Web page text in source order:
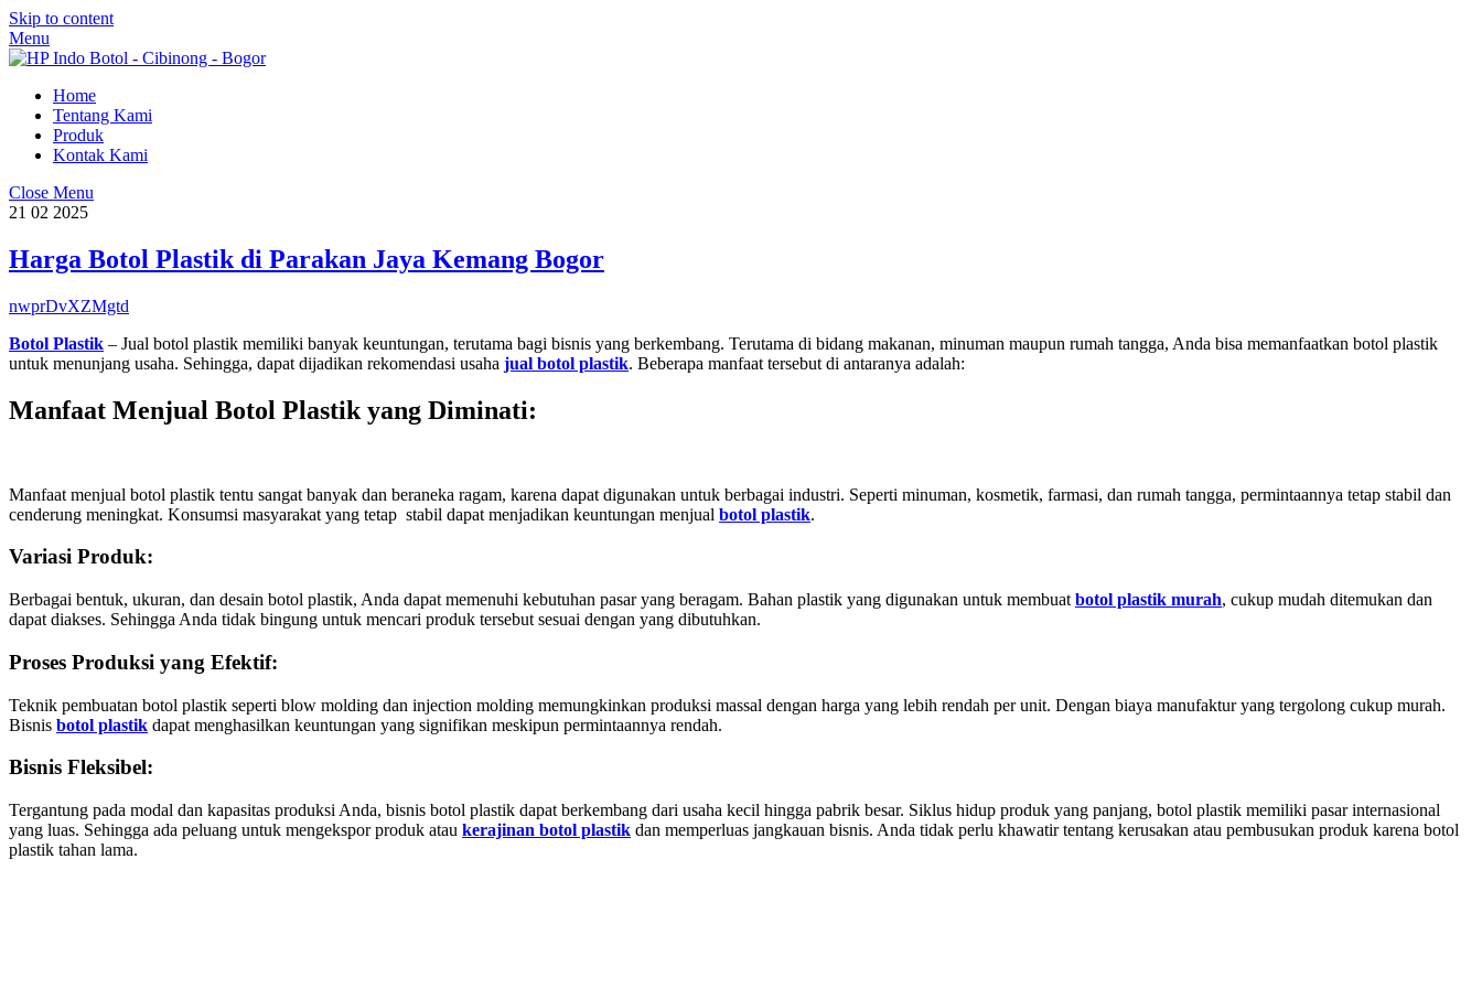
Skip to content
Menu
Home
Tentang Kami
Produk
Kontak Kami
Close Menu
21 02 2025
Harga Botol Plastik di Parakan Jaya Kemang Bogor
nwprDvXZMgtd
Botol Plastik – Jual botol plastik memiliki banyak keuntungan, terutama bagi bisnis yang berkembang. Terutama di bidang makanan, minuman maupun rumah tangga, Anda bisa memanfaatkan botol plastik
untuk menunjang usaha. Sehingga, dapat dijadikan rekomendasi usaha jual botol plastik. Beberapa manfaat tersebut di antaranya adalah:
Manfaat Menjual Botol Plastik yang Diminati:
Manfaat menjual botol plastik tentu sangat banyak dan beraneka ragam, karena dapat digunakan untuk berbagai industri. Seperti minuman, kosmetik, farmasi, dan rumah tangga, permintaannya tetap stabil dan
cenderung meningkat. Konsumsi masyarakat yang tetap stabil dapat menjadikan keuntungan menjual botol plastik.
Variasi Produk:
Berbagai bentuk, ukuran, dan desain botol plastik, Anda dapat memenuhi kebutuhan pasar yang beragam. Bahan plastik yang digunakan untuk membuat botol plastik murah, cukup mudah ditemukan dan
dapat diakses. Sehingga Anda tidak bingung untuk mencari produk tersebut sesuai dengan yang dibutuhkan.
Proses Produksi yang Efektif:
Teknik pembuatan botol plastik seperti blow molding dan injection molding memungkinkan produksi massal dengan harga yang lebih rendah per unit. Dengan biaya manufaktur yang tergolong cukup murah.
Bisnis botol plastik dapat menghasilkan keuntungan yang signifikan meskipun permintaannya rendah.
Bisnis Fleksibel:
Tergantung pada modal dan kapasitas produksi Anda, bisnis botol plastik dapat berkembang dari usaha kecil hingga pabrik besar. Siklus hidup produk yang panjang, botol plastik memiliki pasar internasional
yang luas. Sehingga ada peluang untuk mengekspor produk atau kerajinan botol plastik dan memperluas jangkauan bisnis. Anda tidak perlu khawatir tentang kerusakan atau pembusukan produk karena botol
plastik tahan lama.